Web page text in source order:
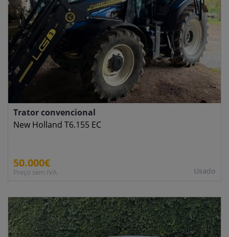
Usado
Trator convencional
New Holland T6.155 EC
50.000€
Preço sem IVA